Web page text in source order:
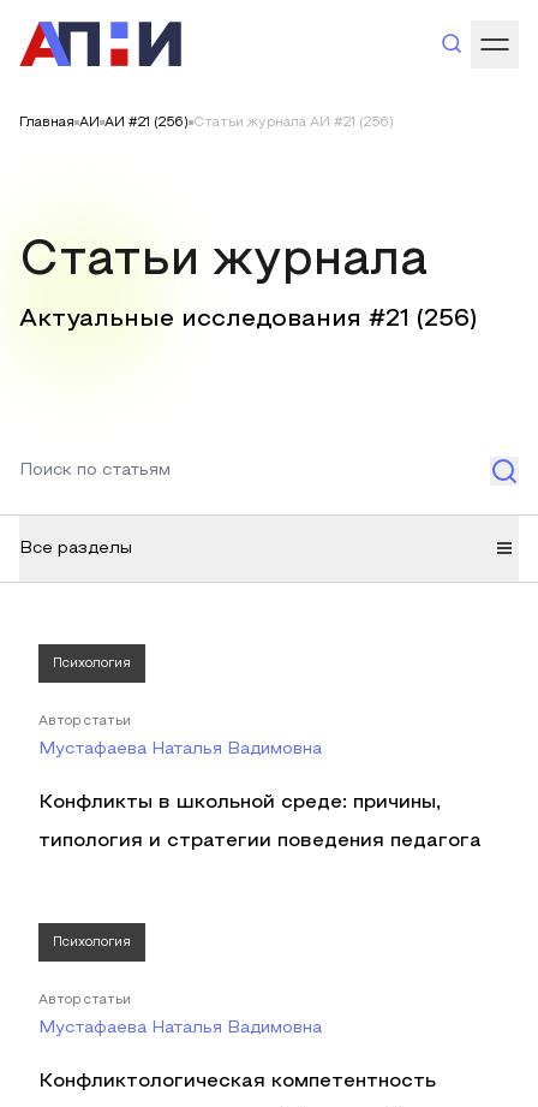
Главная АИ АИ #21 (256) Статьи журнала АИ #21 (256)
Статьи журнала
Актуальные исследования #21 (256)
Все разделы
Психология
Автор статьи
Мустафаева Наталья Вадимовна
Конфликты в школьной среде: причины,
типология и стратегии поведения педагога
Психология
Автор статьи
Мустафаева Наталья Вадимовна
Конфликтологическая компетентность